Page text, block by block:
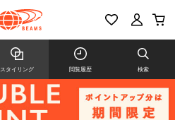
スタイリング 閲覧履歴 検索